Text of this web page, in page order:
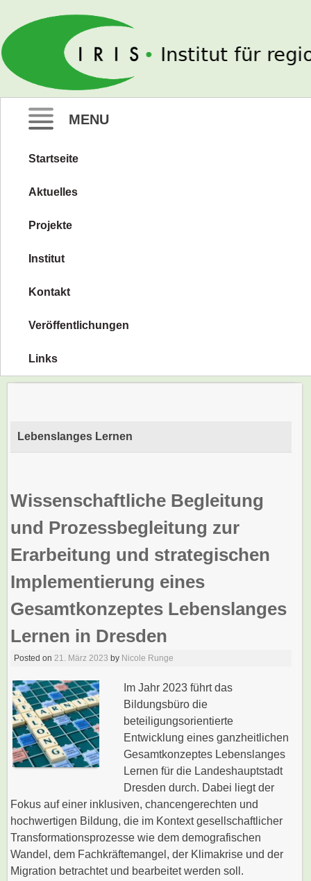
IRIS e. V.
MENU
Zum
springen
Startseite
Aktuelles
Projekte
Institut
Kontakt
Veröffentlichungen
Links
Lebenslanges Lernen
Wissenschaftliche Begleitung
und Prozessbegleitung zur
Erarbeitung und strategischen
Implementierung eines
Gesamtkonzeptes Lebenslanges
Lernen in Dresden
Posted on21. März 2023 by Nicole Runge
Im Jahr 2023 führt das
Bildungsbüro die
beteiligungsorientierte
Entwicklung eines ganzheitlichen
Gesamtkonzeptes Lebenslanges
Lernen für die Landeshauptstadt
Dresden durch. Dabei liegt der
Fokus auf einer inklusiven, chancengerechten und
hochwertigen Bildung, die im Kontext gesellschaftlicher
Transformationsprozesse wie dem demografischen
Wandel, dem Fachkräftemangel, der Klimakrise und der
Migration betrachtet und bearbeitet werden soll.